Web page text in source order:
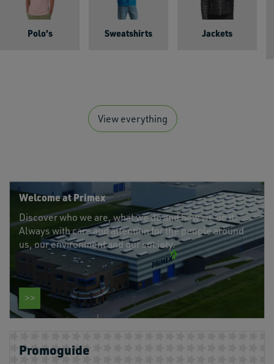
Polo's Sweatshirts Jackets
View everything
Welcome at Primex
Discover who we are, what we do and how we do it.
Always with care and attention for the people around
us, our environment and our society.
Promoguide